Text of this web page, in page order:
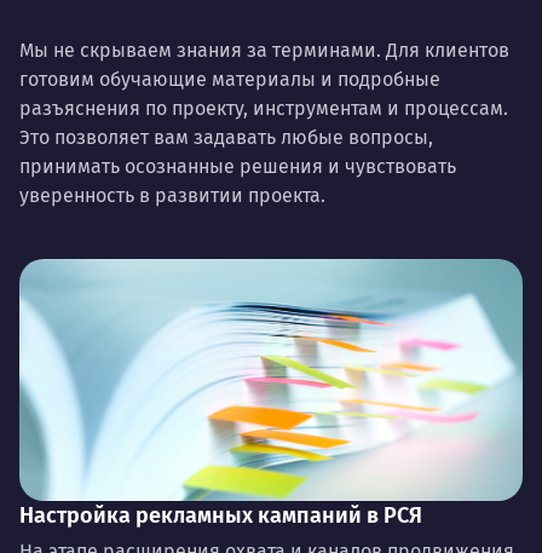
Мы не скрываем знания за терминами. Для клиентов
готовим обучающие материалы и подробные
разъяснения по проекту, инструментам и процессам.
Это позволяет вам задавать любые вопросы,
принимать осознанные решения и чувствовать
уверенность в развитии проекта.
Настройка рекламных кампаний в РСЯ